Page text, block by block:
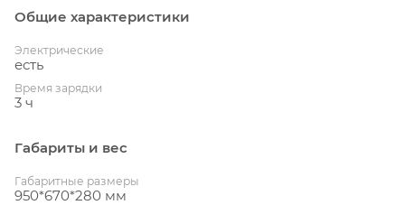
Общие характеристики
Электрические
есть
Время зарядки
3 ч
Габариты и вес
Габаритные размеры
950*670*280 мм